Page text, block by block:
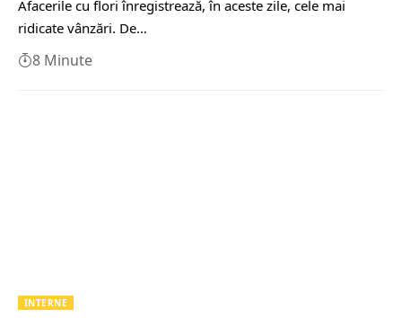
Afacerile cu flori înregistrează, în aceste zile, cele mai
ridicate vânzări. De…
8 Minute
INTERNE